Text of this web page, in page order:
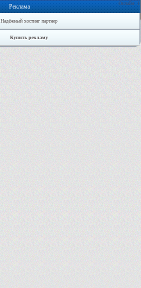
Онлайн: 1
Реклама
Надёжный хостинг партнер
Купить рекламу